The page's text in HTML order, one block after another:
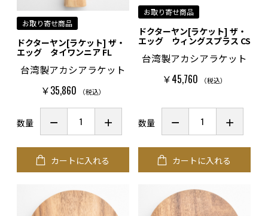
お取り寄せ商品
ドクターヤン[ラケット] ザ・
エッグ タイワンニア FL
台湾製アカシアラケット
￥35,860 （税込）
数量
カートに入れる
お取り寄せ商品
ドクターヤン[ラケット] ザ・
エッグ ウィングスプラス CS
台湾製アカシアラケット
￥45,760 （税込）
数量
カートに入れる